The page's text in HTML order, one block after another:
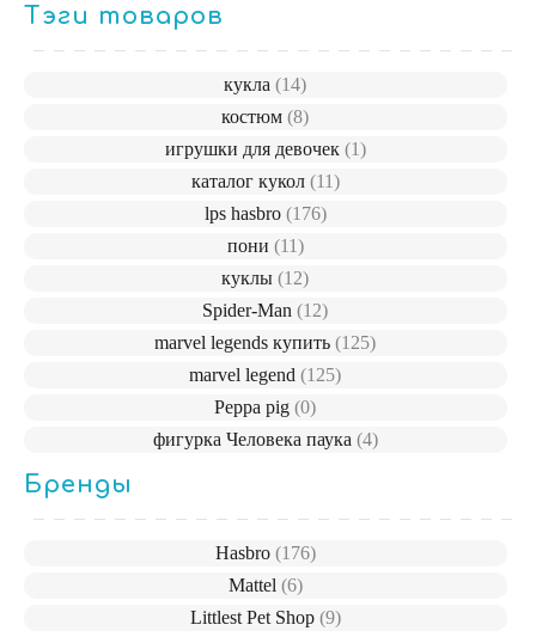
Тэги товаров
кукла(14)
костюм(8)
игрушки для девочек (1)
каталог кукол (11)
lps hasbro (176)
пони (11)
куклы(12)
Spider-Man(12)
marvel legends купить(125)
marvel legend(125)
Peppa pig(0)
фигурка Человека паука (4)
Бренды
Hasbro (176)
Mattel (6)
Littlest Pet Shop (9)